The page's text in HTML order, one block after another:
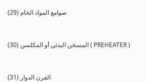
(29) صوامع المواد الخام
(30) المسخن البدئي أو المكلسن ( PREHEATER )
(31) الفرن الدوار